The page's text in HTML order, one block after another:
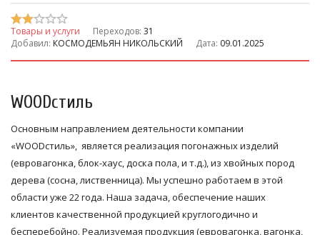
Товары и услуги Переходов: 31
Добавил: КОСМОДЕМЬЯН НИКОЛЬСКИЙ Дата: 09.01.2025
WOODстиль
Основным направлением деятельности компании
«WOODстиль», является реализация погонажных изделий
(евровагонка, блок-хаус, доска пола, и т.д.), из хвойных пород
дерева (сосна, лиственница). Мы успешно работаем в этой
области уже 22 года. Наша задача, обеспечение наших
клиентов качественной продукцией круглогодично и
бесперебойно. Реализуемая продукция (евровагонка, вагонка,